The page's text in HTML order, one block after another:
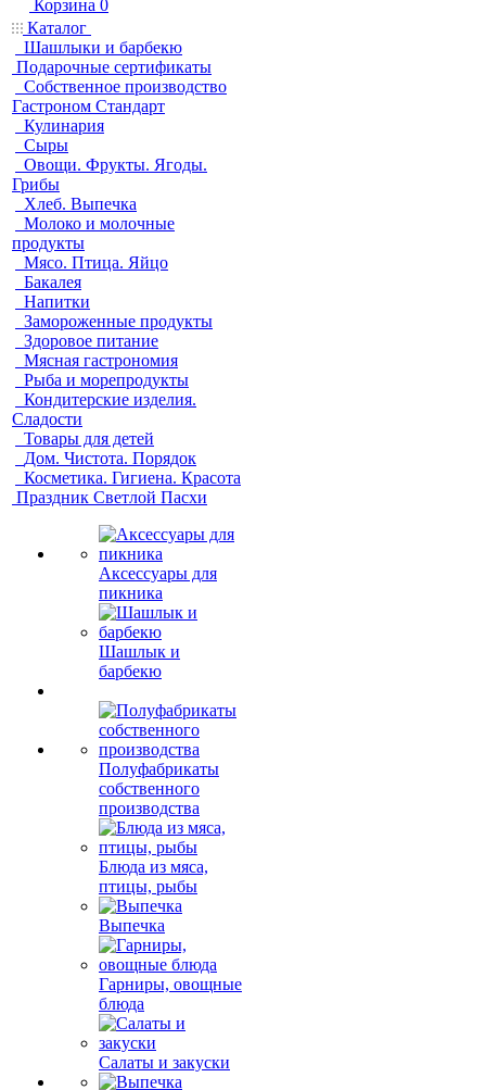
Корзина 0
Каталог
Шашлыки и барбекю
Подарочные сертификаты
Собственное производство
Гастроном Стандарт
Кулинария
Сыры
Овощи. Фрукты. Ягоды.
Грибы
Хлеб. Выпечка
Молоко и молочные
продукты
Мясо. Птица. Яйцо
Бакалея
Напитки
Замороженные продукты
Здоровое питание
Мясная гастрономия
Рыба и морепродукты
Кондитерские изделия.
Сладости
Товары для детей
Дом. Чистота. Порядок
Косметика. Гигиена. Красота
Праздник Светлой Пасхи
Аксессуары для
пикника
Шашлык и
барбекю
Полуфабрикаты
собственного
производства
Блюда из мяса,
птицы, рыбы
Выпечка
Гарниры, овощные
блюда
Салаты и закуски